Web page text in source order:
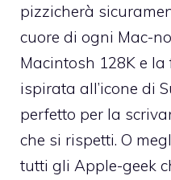
pizzicherà
cuore di ogni Mac-
Macintosh 128K e
ispirata all’icone di
perfetto per la
che si rispetti. O
tutti gli Apple-geek